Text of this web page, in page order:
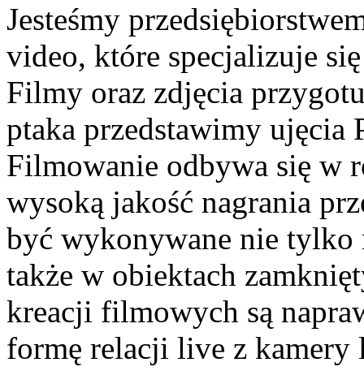
Jesteśmy
video, które specjalizuje
Filmy oraz zdjęcia
ptaka przedstawimy ujęcia
Filmowanie odbywa się w
wysoką jakość nagrania
być wykonywane nie tylko
także w obiektach
kreacji filmowych są
formę relacji live z kamery